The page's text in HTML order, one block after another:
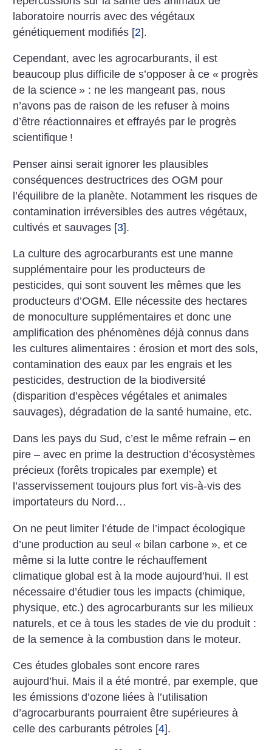
laboratoire nourris avec des végétaux
génétiquement modifiés [2].
Cependant, avec les agrocarburants, il est
beaucoup plus difficile de s’opposer à ce « progrès
de la science » : ne les mangeant pas, nous
n’avons pas de raison de les refuser à moins
d’être réactionnaires et effrayés par le progrès
scientifique !
Penser ainsi serait ignorer les plausibles
conséquences destructrices des OGM pour
l’équilibre de la planète. Notamment les risques de
contamination irréversibles des autres végétaux,
cultivés et sauvages [3].
La culture des agrocarburants est une manne
supplémentaire pour les producteurs de
pesticides, qui sont souvent les mêmes que les
producteurs d’OGM. Elle nécessite des hectares
de monoculture supplémentaires et donc une
amplification des phénomènes déjà connus dans
les cultures alimentaires : érosion et mort des sols,
contamination des eaux par les engrais et les
pesticides, destruction de la biodiversité
(disparition d’espèces végétales et animales
sauvages), dégradation de la santé humaine, etc.
Dans les pays du Sud, c’est le même refrain – en
pire – avec en prime la destruction d’écosystèmes
précieux (forêts tropicales par exemple) et
l’asservissement toujours plus fort vis-à-vis des
importateurs du Nord…
On ne peut limiter l’étude de l’impact écologique
d’une production au seul « bilan carbone », et ce
même si la lutte contre le réchauffement
climatique global est à la mode aujourd’hui. Il est
nécessaire d’étudier tous les impacts (chimique,
physique, etc.) des agrocarburants sur les milieux
naturels, et ce à tous les stades de vie du produit :
de la semence à la combustion dans le moteur.
Ces études globales sont encore rares
aujourd’hui. Mais il a été montré, par exemple, que
les émissions d’ozone liées à l’utilisation
d’agrocarburants pourraient être supérieures à
celle des carburants pétroles [4].